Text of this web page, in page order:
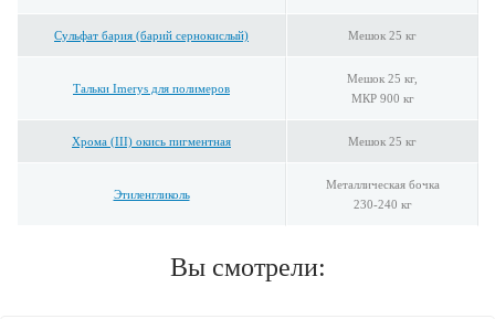
Сульфат бария (барий сернокислый) Мешок 25 кг
Тальки Imerys для полимеров
Мешок 25 кг,
МКР 900 кг
Хрома (III) окись пигментная Мешок 25 кг
Этиленгликоль
Металлическая бочка
230-240 кг
Вы смотрели: